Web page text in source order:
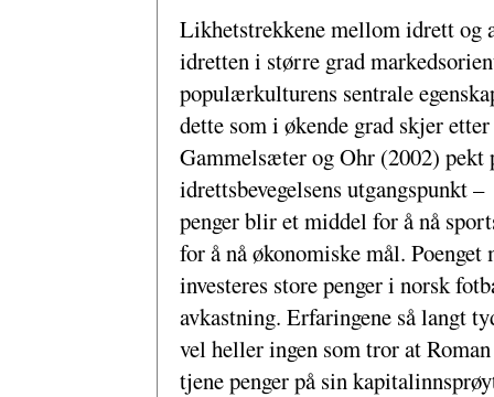
Likhetstrekkene mellom idrett og
idretten i større grad
populærkulturens sentrale
dette som i økende grad skjer
Gammelsæter og Ohr (2002)
idrettsbevegelsens utgangspunkt –
penger blir et middel for å nå
for å nå økonomiske mål.
investeres store penger i norsk
avkastning. Erfaringene så langt
vel heller ingen som tror at
tjene penger på sin